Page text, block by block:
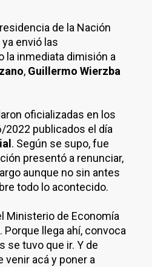
de la Nación
envió las
inmediata dimisión a
, Guillermo Wierzba
oficializadas en los
publicados el día
. Según se supo, fue
presentó a renunciar,
aunque no sin antes
todo lo acontecido.
Ministerio de Economía
llega ahí, convoca
se tuvo que ir. Y de
venir acá y poner a